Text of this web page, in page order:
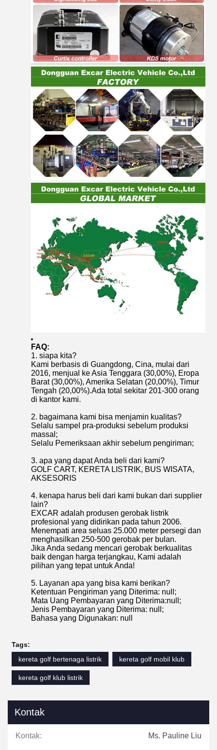
FAQ:
1. siapa kita?
Kami berbasis di Guangdong, Cina, mulai dari
2016, menjual ke Asia Tenggara (30,00%), Eropa
Barat (30,00%), Amerika Selatan (20,00%), Timur
Tengah (20,00%).Ada total sekitar 201-300 orang
di kantor kami.
2. bagaimana kami bisa menjamin kualitas?
Selalu sampel pra-produksi sebelum produksi
massal;
Selalu Pemeriksaan akhir sebelum pengiriman;
3. apa yang dapat Anda beli dari kami?
GOLF CART, KERETA LISTRIK, BUS WISATA,
AKSESORIS
4. kenapa harus beli dari kami bukan dari supplier
lain?
EXCAR adalah produsen gerobak listrik
profesional yang didirikan pada tahun 2006.
Menempati area seluas 25.000 meter persegi dan
menghasilkan 250-500 gerobak per bulan.
Jika Anda sedang mencari gerobak berkualitas
baik dengan harga terjangkau, Kami adalah
pilihan yang tepat untuk Anda!
5. Layanan apa yang bisa kami berikan?
Ketentuan Pengiriman yang Diterima: null;
Mata Uang Pembayaran yang Diterima:null;
Jenis Pembayaran yang Diterima: null;
Bahasa yang Digunakan: null
Tags:
kereta golf bertenaga listrik
kereta golf mobil klub
kereta golf klub listrik
Kontak
Kontak: Ms. Pauline Liu